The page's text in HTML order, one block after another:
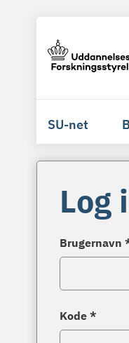
SU-net
Log
Brugernavn
Kode *